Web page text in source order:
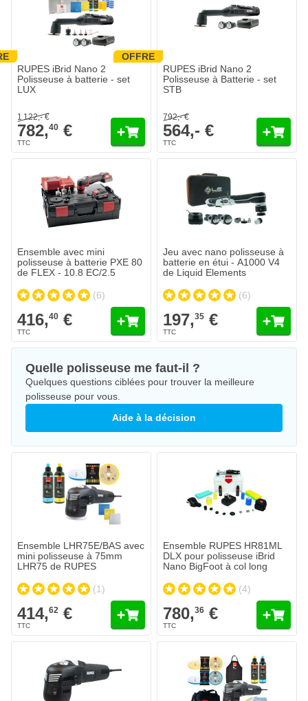
RUPES iBrid Nano 2
Polisseuse à batterie - set
LUX
1 122,- €
782,40 €
OFFRE
RUPES iBrid Nano 2
Polisseuse à Batterie - set
STB
792,- €
564,- €
Ensemble avec mini
polisseuse à batterie PXE 80
de FLEX - 10.8 EC/2.5
(6)
416,40 €
Jeu avec nano polisseuse à
batterie en étui - A1000 V4
de Liquid Elements
(6)
197,35 €
Quelle polisseuse me faut-il ?
Quelques questions ciblées pour trouver la meilleure
polisseuse pour vous.
Aide à la décision
Ensemble LHR75E/BAS avec
mini polisseuse à 75mm
LHR75 de RUPES
(1)
414,62 €
Ensemble RUPES HR81ML
DLX pour polisseuse iBrid
Nano BigFoot à col long
(4)
780,36 €